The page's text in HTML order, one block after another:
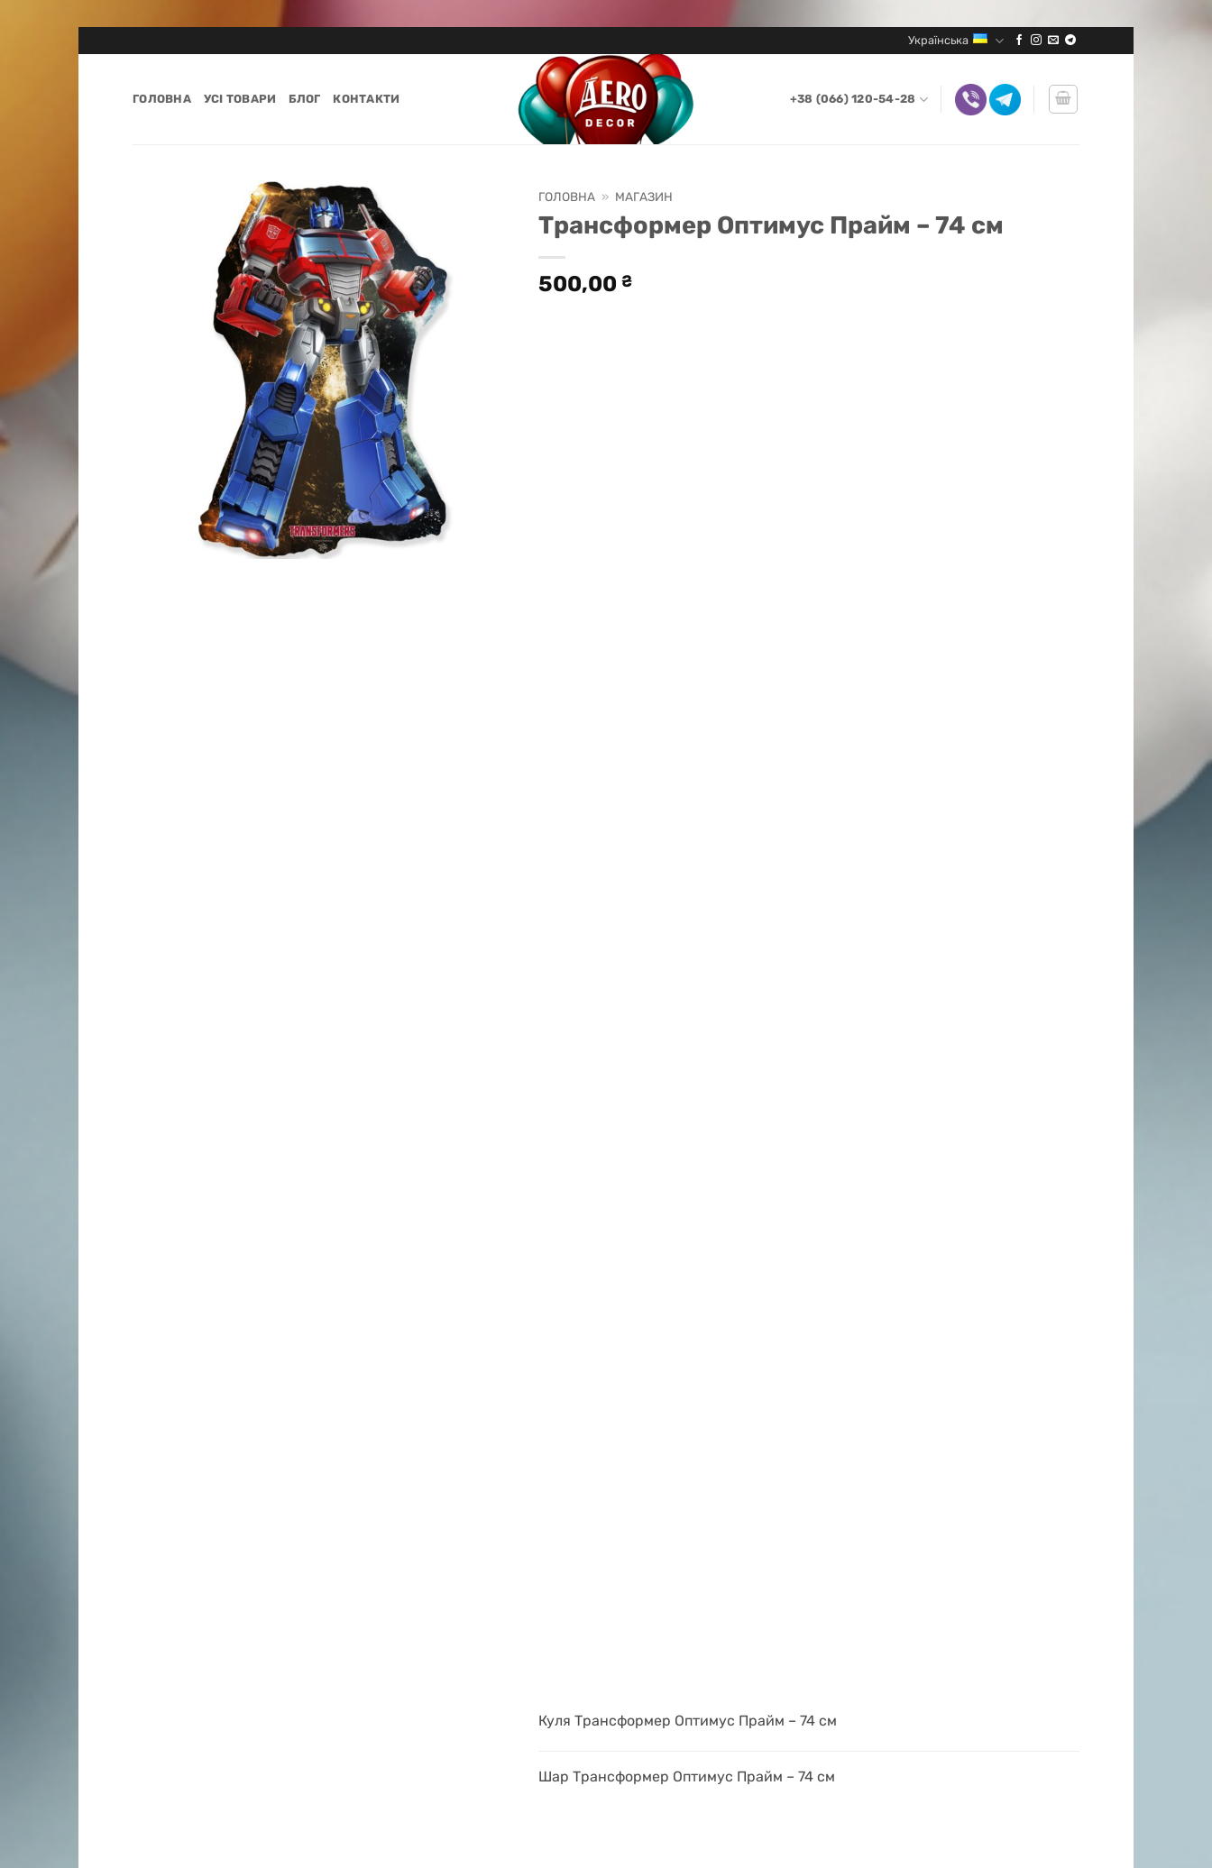
Українська
ГОЛОВНА УСІ ТОВАРИ БЛОГ КОНТАКТИ +38 (066) 120-54-28
ГОЛОВНА » МАГАЗИН
Трансформер Оптимус Прайм – 74 см
500,00 ₴
Куля Трансформер Оптимус Прайм – 74 см
Шар Трансформер Оптимус Прайм – 74 см